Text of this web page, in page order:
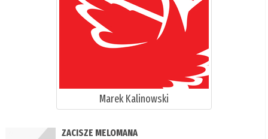
Marek Kalinowski
ZACISZE MELOMANA